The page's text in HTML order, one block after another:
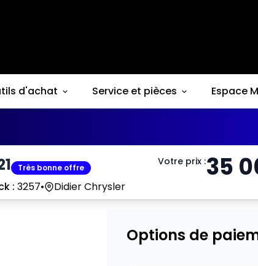
d'achat Service et pièces Espace
Très bonne offre
: 3257• Didier Chrysler
Votre prix :35
Options de